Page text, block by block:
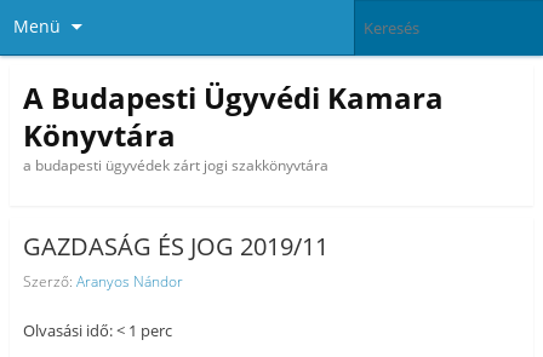
Menü
A Budapesti Ügyvédi Kamara
Könyvtára
a budapesti ügyvédek zárt jogi szakkönyvtára
GAZDASÁG ÉS JOG 2019/11
Szerző: Aranyos Nándor
Olvasási idő: < 1 perc